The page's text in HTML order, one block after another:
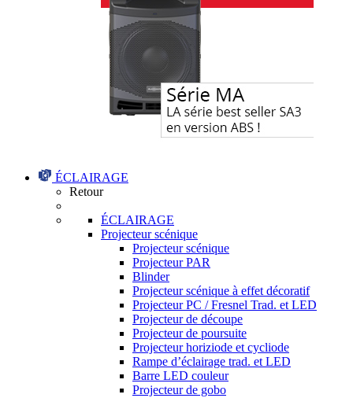
ÉCLAIRAGE
Retour
ÉCLAIRAGE
Projecteur scénique
Projecteur scénique
Projecteur PAR
Blinder
Projecteur scénique à effet décoratif
Projecteur PC / Fresnel Trad. et LED
Projecteur de découpe
Projecteur de poursuite
Projecteur horiziode et cycliode
Rampe d’éclairage trad. et LED
Barre LED couleur
Projecteur de gobo